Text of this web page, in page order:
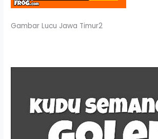
Gambar Lucu Jawa Timur2